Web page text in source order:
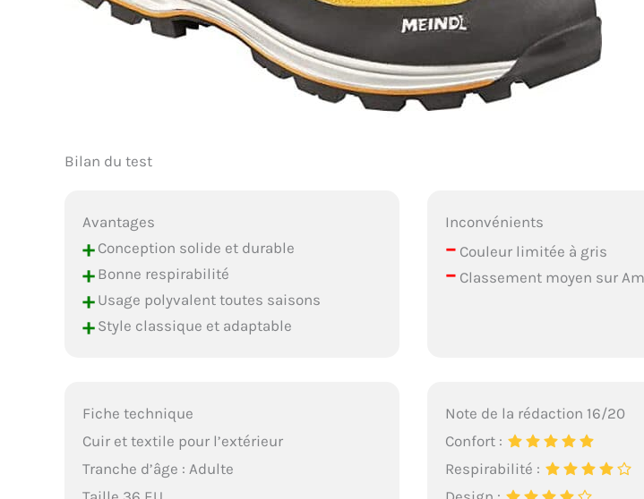
Bilan du test
Avantages
+Conception solide et durable
+Bonne respirabilité
+Usage polyvalent toutes saisons
+Style classique et adaptable
Inconvénients
– Couleur limitée à gris
– Classement moyen sur
Fiche technique
Cuir et textile pour l’extérieur
Tranche d’âge : Adulte
Note de la rédaction 16/20
Confort :
Respirabilité :